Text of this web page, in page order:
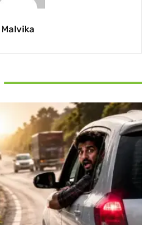
Malvika